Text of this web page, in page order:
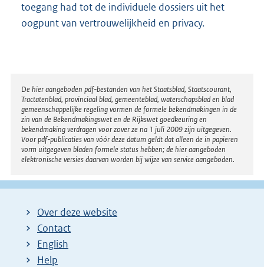
toegang had tot de individuele dossiers uit het
oogpunt van vertrouwelijkheid en privacy.
Disclaimer
De hier aangeboden pdf-bestanden van het Staatsblad, Staatscourant,
Tractatenblad, provinciaal blad, gemeenteblad, waterschapsblad en blad
gemeenschappelijke regeling vormen de formele bekendmakingen in de
zin van de Bekendmakingswet en de Rijkswet goedkeuring en
bekendmaking verdragen voor zover ze na 1 juli 2009 zijn uitgegeven.
Voor pdf-publicaties van vóór deze datum geldt dat alleen de in papieren
vorm uitgegeven bladen formele status hebben; de hier aangeboden
elektronische versies daarvan worden bij wijze van service aangeboden.
Over deze website
Contact
English
Help